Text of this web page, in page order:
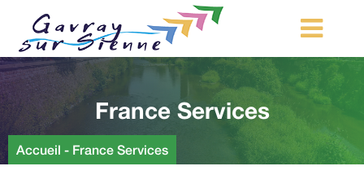
MA COMMUNE
MON QUOTIDIEN
LOISIRS ET TOURISME
France Services
Accueil - France Services